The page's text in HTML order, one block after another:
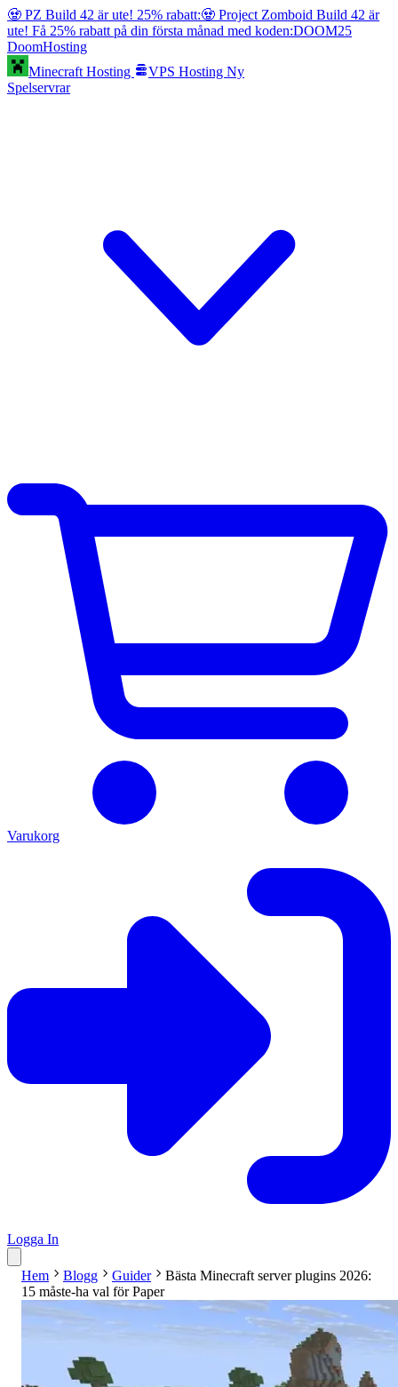
🧟 PZ Build 42 är ute! 25% rabatt:🧟 Project Zomboid Build 42 är
ute! Få 25% rabatt på din första månad med koden:DOOM25
DoomHosting
Minecraft Hosting
VPS Hosting Ny
Spelservrar
Varukorg
Logga In
Hem Blogg Guider
Bästa Minecraft server plugins 2026:
15 måste-ha val för Paper